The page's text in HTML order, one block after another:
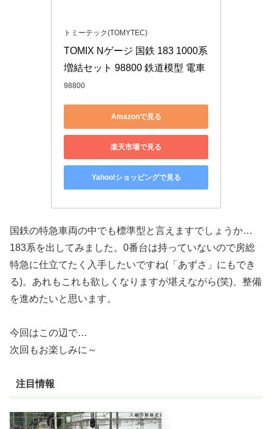
トミーテック(TOMYTEC)
TOMIX Nゲージ 国鉄 183 1000系
増結セット 98800 鉄道模型 電車
98800
Amazonで見る
楽天市場で見る
Yahoo!ショッピングで見る
国鉄の特急車両の中でも標準型と言えますでしょうか…
183系を出してみました。0番台は持っていないので房総
特急に仕立てたく入手したいですね(「あずさ」にもでき
る)。あれもこれも欲しくなりますが堪えながら(笑)、整備
を進めたいと思います。
今回はこの辺で…
次回もお楽しみに～
注目情報